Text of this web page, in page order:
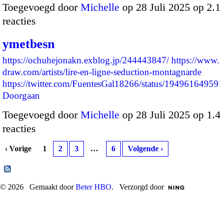
Toegevoegd door Michelle op 28 Juli 2025 op
reacties
ymetbesn
https://ochuhejonakn.exblog.jp/244443847/ https://
draw.com/artists/lire-en-ligne-seduction-montagnarde
https://twitter.com/FuentesGal18266/status/
Doorgaan
Toegevoegd door Michelle op 28 Juli 2025 op
reacties
‹ Vorige 1 2 3 … 6 Volgende ›
© 2026 Gemaakt doorBeter HBO. Verzorgd door